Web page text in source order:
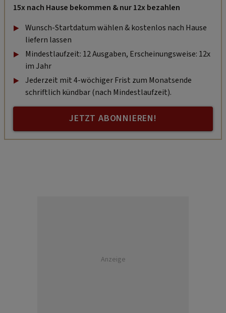
15x nach Hause bekommen & nur 12x bezahlen
Wunsch-Startdatum wählen & kostenlos nach Hause
liefern lassen
Mindestlaufzeit: 12 Ausgaben, Erscheinungsweise: 12x
im Jahr
Jederzeit mit 4-wöchiger Frist zum Monatsende
schriftlich kündbar (nach Mindestlaufzeit).
JETZT ABONNIEREN!
Anzeige